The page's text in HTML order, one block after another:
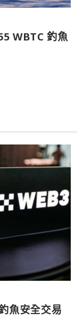
WBTC 釣魚
魚安全交易